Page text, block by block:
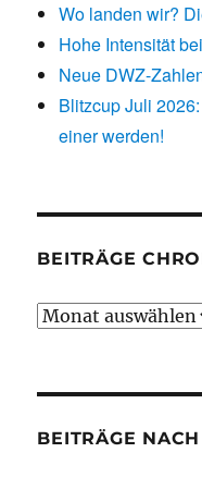
Wo landen wir?
Hohe Intensität
Neue DWZ-
Blitzcup Juli
einer werden!
BEITRÄGE
Beiträge
BEITRÄGE